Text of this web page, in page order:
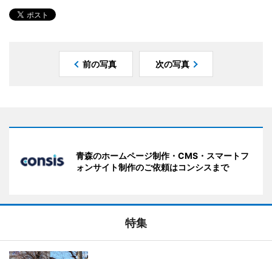
前の写真 次の写真
青森のホームページ制作・CMS・スマートフ
ォンサイト制作のご依頼はコンシスまで
特集